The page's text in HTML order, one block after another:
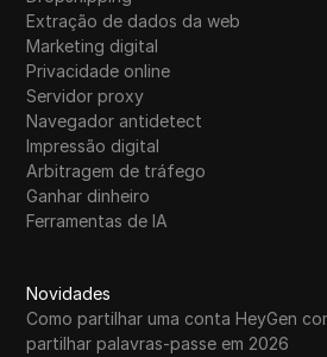
Extração de dados da web
Marketing digital
Privacidade online
Servidor proxy
Navegador antidetect
Impressão digital
Arbitragem de tráfego
Ganhar dinheiro
Ferramentas de IA
Novidades
Como partilhar uma conta HeyGen
partilhar palavras-passe em 2026